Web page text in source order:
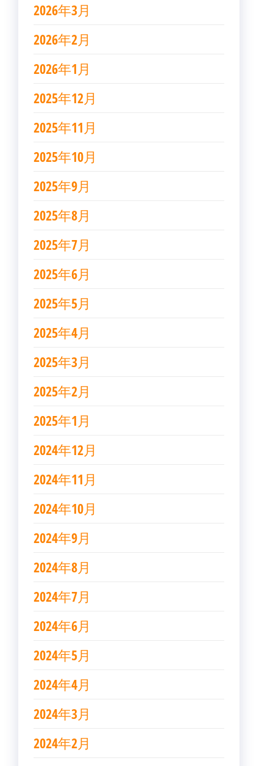
2026年3月
2026年2月
2026年1月
2025年12月
2025年11月
2025年10月
2025年9月
2025年8月
2025年7月
2025年6月
2025年5月
2025年4月
2025年3月
2025年2月
2025年1月
2024年12月
2024年11月
2024年10月
2024年9月
2024年8月
2024年7月
2024年6月
2024年5月
2024年4月
2024年3月
2024年2月